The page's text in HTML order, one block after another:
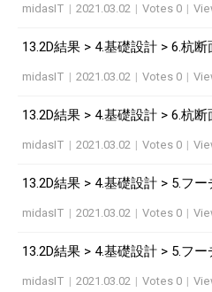
midasIT | 2021.03.02 | Votes 0 |
13.2D結果 > 4.基礎設計 > 6.杭
midasIT | 2021.03.02 | Votes 0 |
13.2D結果 > 4.基礎設計 > 6.杭
midasIT | 2021.03.02 | Votes 0 |
13.2D結果 > 4.基礎設計 > 5.フ
midasIT | 2021.03.02 | Votes 0 |
13.2D結果 > 4.基礎設計 > 5.フ
midasIT | 2021.03.02 | Votes 0 |